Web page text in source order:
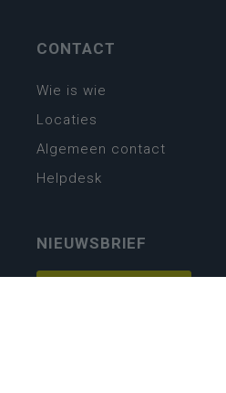
CONTACT
Wie is wie
Locaties
Algemeen contact
Helpdesk
NIEUWSBRIEF